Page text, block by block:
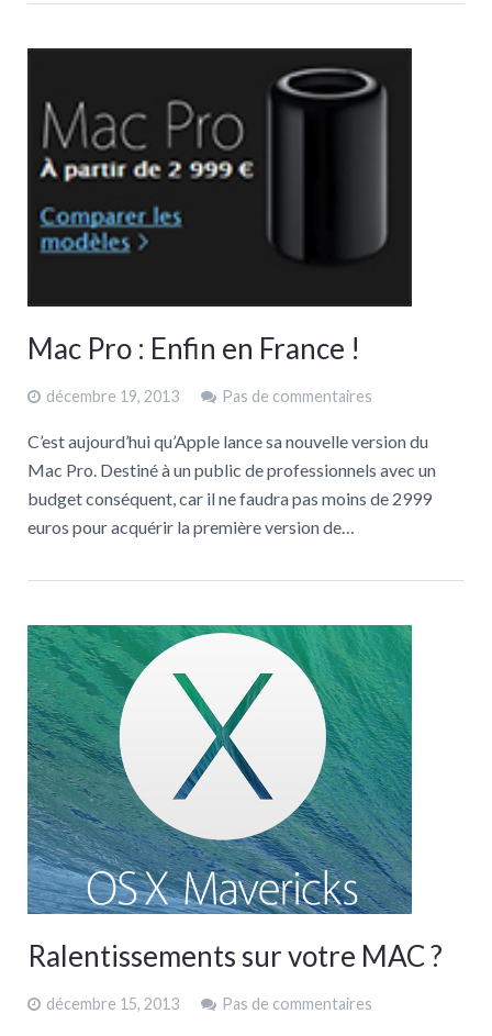
Mac Pro : Enfin en France !
décembre 19, 2013 Pas de commentaires
C’est aujourd’hui qu’Apple lance sa nouvelle version du
Mac Pro. Destiné à un public de professionnels avec un
budget conséquent, car il ne faudra pas moins de 2999
euros pour acquérir la première version de…
Ralentissements sur votre MAC ?
décembre 15, 2013 Pas de commentaires